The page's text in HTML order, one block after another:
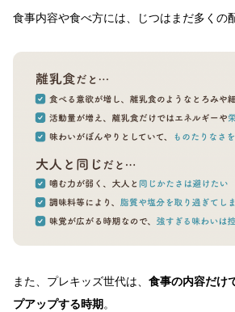
食事内容や食べ方には、じつはまだ多くの
また、プレキッズ世代は、 食事の内容だけ
プアップする時期。